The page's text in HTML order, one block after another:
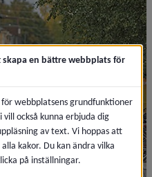
en bättre webbplats för
för webbplatsens grundfunktioner
också kunna erbjuda dig
av text. Vi hoppas att
kakor. Du kan ändra vilka
på inställningar.